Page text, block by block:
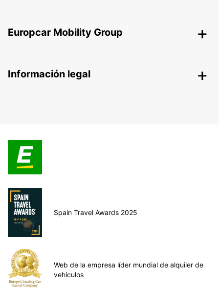
Europcar Mobility Group
Información legal
Spain Travel Awards 2025
Web de la empresa líder mundial de alquiler de
vehículos